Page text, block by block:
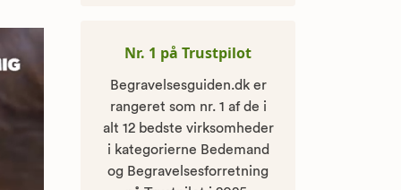
Nr. 1 på Trustpilot
Begravelsesguiden.dk er
rangeret som nr. 1 af de i
alt 12 bedste virksomheder
i kategorierne Bedemand
og Begravelsesforretning